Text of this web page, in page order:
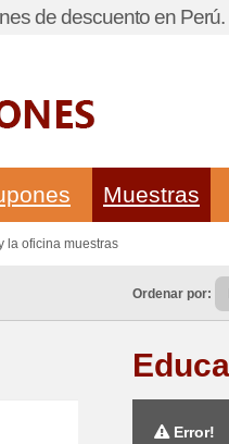
de descuento en Perú.
Muestras
la oficina muestras
Ordenar por:
Error!